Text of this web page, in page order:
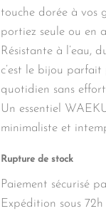
touche dorée à vos
portiez seule ou en
Résistante à l’eau,
c’est le bijou
quotidien sans
Un essentiel
minimaliste et
Rupture de stock
Paiement sécurisé
Expédition sous